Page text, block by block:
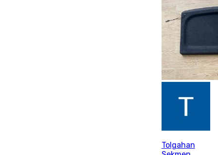
Tolgahan